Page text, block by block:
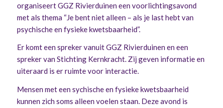
organiseert GGZ Rivierduinen een voorlichtingsavond
met als thema “Je bent niet alleen – als je last hebt van
psychische en fysieke kwetsbaarheid”.
Er komt een spreker vanuit GGZ Rivierduinen en een
spreker van Stichting Kernkracht. Zij geven informatie en
uiteraard is er ruimte voor interactie.
Mensen met een sychische en fysieke kwetsbaarheid
kunnen zich soms alleen voelen staan. Deze avond is